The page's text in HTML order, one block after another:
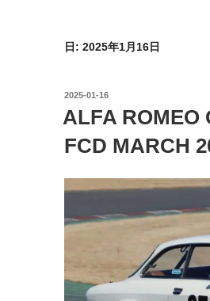
日: 2025年1月16日
投
日:
2025-01-16
ALFA ROMEO
FCD MARCH